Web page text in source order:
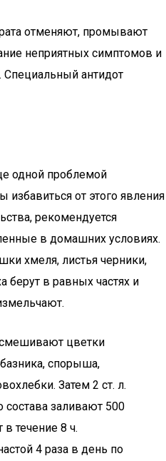
отменяют, промывают
неприятных симптомов и
антидот
одной проблемой
от этого явления
рекомендуется
в домашних условиях.
хмеля, листья черники,
берут в равных частях и
цветки
спорыша,
Затем 2 ст. л.
состава заливают 500
в течение 8 ч.
4 раза в день по